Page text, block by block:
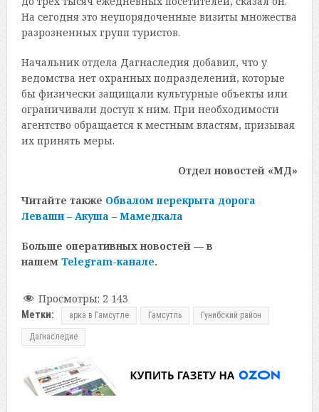
На сегодня это неупорядоченные визиты множества
разрозненных групп туристов.
Начальник отдела Дагнаследия добавил, что у
ведомства нет охранных подразделений, которые
бы физически защищали культурные объекты или
ограничивали доступ к ним. При необходимости
агентство обращается к местным властям, призывая
их принять меры.
Отдел новостей «МД»
Читайте также Обвалом перекрыта дорога
Леваши – Акуша – Мамедкала
Больше оперативных новостей — в
нашем Telegram-канале.
Просмотры: 2 143
Метки: арка в Гамсутле Гамсутль Гунибский район
Дагнаследие